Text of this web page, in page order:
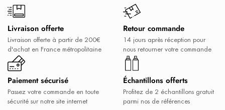
Livraison offerte
Livraison offerte à partir de 200€
d'achat en France métropolitaine
Retour commande
14 jours après réception pour
nous retourner votre commande
Paiement sécurisé
Passez votre commande en toute
sécurité sur notre site internet
Échantillons offerts
Profitez de 2 échantillons gratuit
parmi nos de références